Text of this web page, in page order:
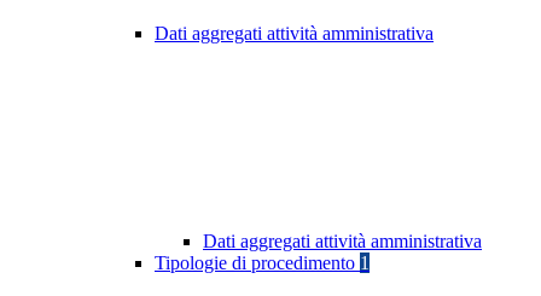
Dati aggregati attività amministrativa
Dati aggregati attività amministrativa
Tipologie di procedimento 1